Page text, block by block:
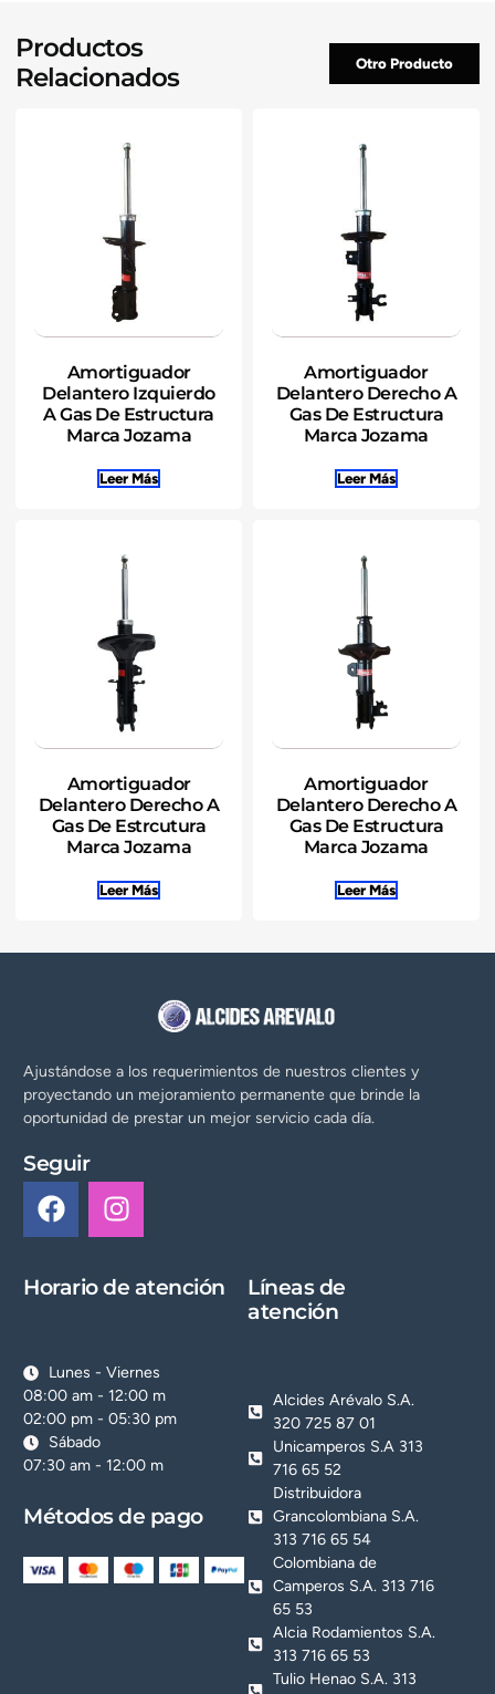
Productos
Relacionados
Otro Producto
Amortiguador
Delantero Izquierdo
A Gas De Estructura
Marca Jozama
Leer Más
Amortiguador
Delantero Derecho A
Gas De Estructura
Marca Jozama
Leer Más
Amortiguador
Delantero Derecho A
Gas De Estrcutura
Marca Jozama
Leer Más
Amortiguador
Delantero Derecho A
Gas De Estructura
Marca Jozama
Leer Más
Ajustándose a los requerimientos de nuestros clientes y
proyectando un mejoramiento permanente que brinde la
oportunidad de prestar un mejor servicio cada día.
Seguir
Horario de atención
Lunes - Viernes
08:00 am - 12:00 m
02:00 pm - 05:30 pm
Sábado
07:30 am - 12:00 m
Métodos de pago
Líneas de
atención
Alcides Arévalo S.A.
320 725 87 01
Unicamperos S.A 313
716 65 52
Distribuidora
Grancolombiana S.A.
313 716 65 54
Colombiana de
Camperos S.A. 313 716
65 53
Alcia Rodamientos S.A.
313 716 65 53
Tulio Henao S.A. 313